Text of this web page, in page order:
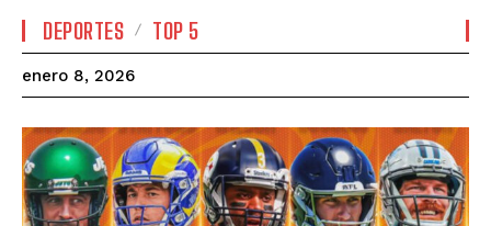
DEPORTES TOP 5
enero 8, 2026